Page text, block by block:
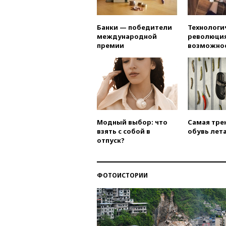
Банки — победители
международной
премии
Модный выбор: что
взять с собой в
отпуск?
Самая
обувь
ФОТОИСТОРИИ